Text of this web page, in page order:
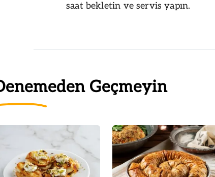
saat bekletin ve servis yapın.
Geçmeyin